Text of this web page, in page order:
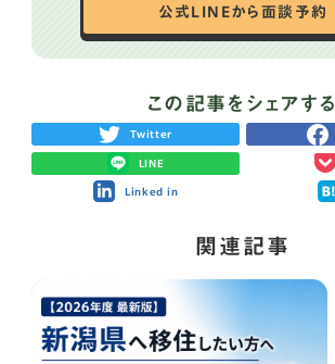
公式LINEから面談予約
この記事をシェアする
Twitter
LINE
Linked in
関連記事